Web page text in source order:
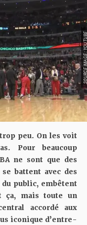
SOURCE
peu. On les voit
Pour beaucoup
ne sont que des
battent avec des
public, embêtent
ça, mais toute un
accordé aux
iconique d’entre-